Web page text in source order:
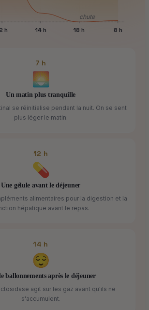
h 14 h 18 h 8 h
chute
7 h
🌅
Un matin plus tranquille
se réinitialise pendant la nuit. On se sent
plus léger le matin.
12 h
💊
Une gélule avant le déjeuner
alimentaires pour la digestion et la
hépatique avant le repas.
14 h
😌
ballonnements après le déjeuner
agit sur les gaz avant qu'ils ne
s'accumulent.